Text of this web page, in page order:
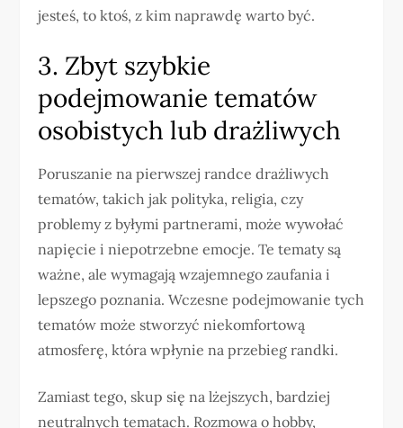
jesteś, to ktoś, z kim naprawdę warto być.
3. Zbyt szybkie
podejmowanie tematów
osobistych lub drażliwych
Poruszanie na pierwszej randce drażliwych
tematów, takich jak polityka, religia, czy
problemy z byłymi partnerami, może wywołać
napięcie i niepotrzebne emocje. Te tematy są
ważne, ale wymagają wzajemnego zaufania i
lepszego poznania. Wczesne podejmowanie tych
tematów może stworzyć niekomfortową
atmosferę, która wpłynie na przebieg randki.
Zamiast tego, skup się na lżejszych, bardziej
neutralnych tematach. Rozmowa o hobby,